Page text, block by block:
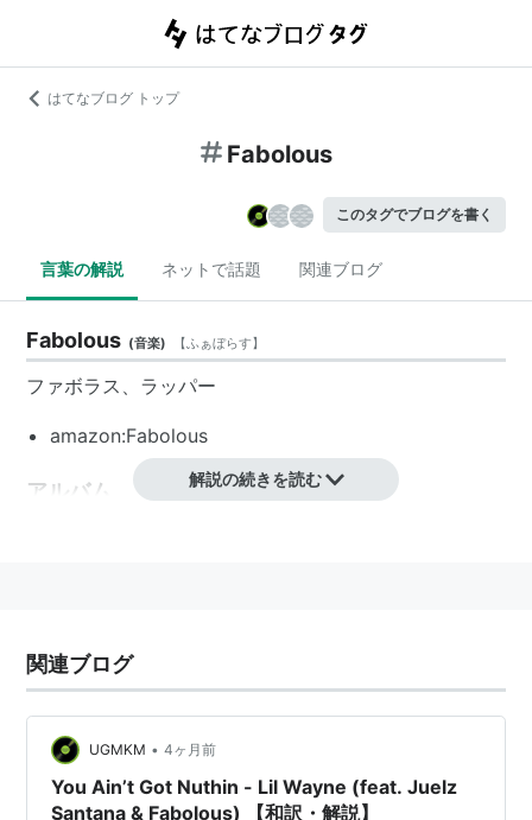
はてなブログ トップ
Fabolous
このタグでブログを書く
言葉の解説 ネットで話題 関連ブログ
Fabolous (音楽) 【ふぁぼらす】
ファボラス 、ラッパー
amazon:Fabolous
アルバム
Real Talk（2004）
解説の続きを読む
関連ブログ
UGMKM • 4ヶ月前
You Ain’t Got Nuthin - Lil Wayne (feat. Juelz
Santana & Fabolous) 【和訳・解説】